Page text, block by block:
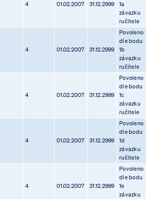
4 01.02.2007 31.12.2999
1a
závazku
ručitele
4 01.02.2007 31.12.2999
Povoleno
dle bodu
1b
závazku
ručitele
4 01.02.2007 31.12.2999
Povoleno
dle bodu
1c
závazku
ručitele
4 01.02.2007 31.12.2999
Povoleno
dle bodu
1d
závazku
ručitele
4 01.02.2007 31.12.2999
Povoleno
dle bodu
1e
závazku